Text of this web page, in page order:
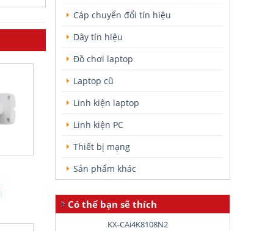
Cáp chuyển đổi tín hiệu
Dây tín hiệu
Đồ chơi laptop
Laptop cũ
Linh kiện laptop
Linh kiện PC
Thiết bị mạng
Sản phẩm khác
Có thể bạn sẽ thích
KX-CAi4K8108N2